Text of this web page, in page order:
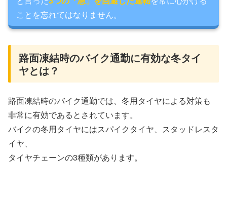
ことを忘れてはなりません。
路面凍結時のバイク通勤に有効な冬タイ
ヤとは？
路面凍結時のバイク通勤では、冬用タイヤによる対策も
非常に有効であるとされています。
バイクの冬用タイヤにはスパイクタイヤ、スタッドレスタ
イヤ、
タイヤチェーンの3種類があります。